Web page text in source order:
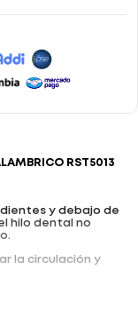
RST5013
y debajo de
hilo dental no
la circulación y